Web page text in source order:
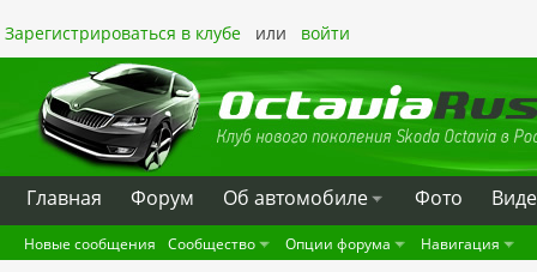
Зарегистрироваться в клубе или войти
Главная Форум Oб автомобиле Фото
Новые сообщения Сообщество Опции форума Навигация